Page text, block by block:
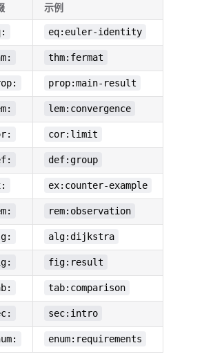
示例
eq:euler-identity
thm:fermat
prop:main-result
lem:convergence
cor:limit
def:group
ex:counter-example
rem:observation
alg:dijkstra
fig:result
tab:comparison
sec:intro
enum:requirements